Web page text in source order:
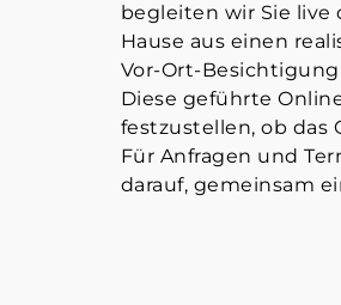
begleiten wir Sie live
Hause aus einen
Vor-Ort-
Diese geführte
festzustellen, ob das
Für Anfragen und
darauf, gemeinsam